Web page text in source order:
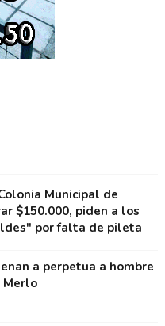
Municipal de
$150.000, piden a los
por falta de pileta
a perpetua a hombre
Merlo